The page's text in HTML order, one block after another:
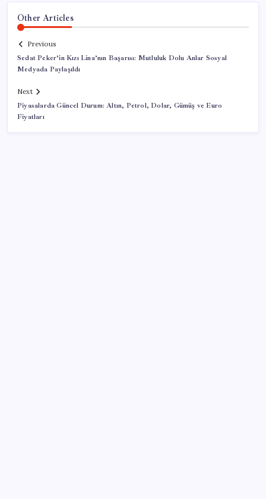
Other Articles
Previous
Sedat Peker’in Kızı Lina’nın Başarısı: Mutluluk Dolu Anlar Sosyal
Medyada Paylaşıldı
Next
Piyasalarda Güncel Durum: Altın, Petrol, Dolar, Gümüş ve Euro
Fiyatları